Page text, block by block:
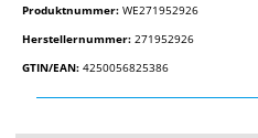
Produktnummer: WE271952926
Herstellernummer: 271952926
GTIN/EAN: 4250056825386